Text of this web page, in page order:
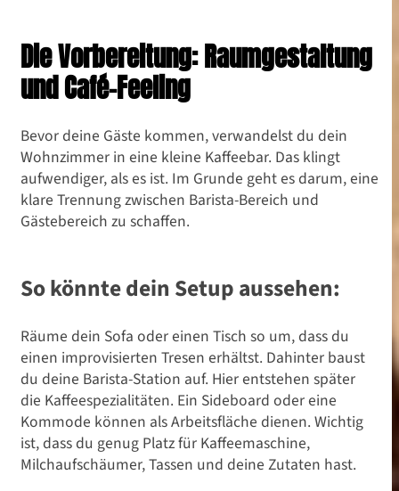
Die Vorbereitung: Raumgestaltung
und Café-Feeling
Bevor deine Gäste kommen, verwandelst du dein
Wohnzimmer in eine kleine Kaffeebar. Das klingt
aufwendiger, als es ist. Im Grunde geht es darum, eine
klare Trennung zwischen Barista-Bereich und
Gästebereich zu schaffen.
So könnte dein Setup aussehen:
Räume dein Sofa oder einen Tisch so um, dass du
einen improvisierten Tresen erhältst. Dahinter baust
du deine Barista-Station auf. Hier entstehen später
die Kaffeespezialitäten. Ein Sideboard oder eine
Kommode können als Arbeitsfläche dienen. Wichtig
ist, dass du genug Platz für Kaffeemaschine,
Milchaufschäumer, Tassen und deine Zutaten hast.